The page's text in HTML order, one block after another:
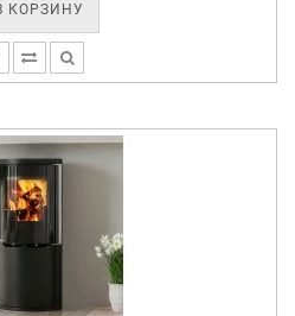
КОРЗИНУ